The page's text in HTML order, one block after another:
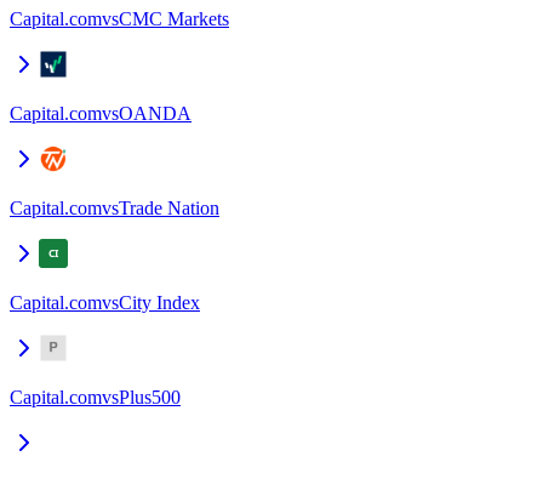
Capital.comvsCMC Markets
Capital.comvsOANDA
Capital.comvsTrade Nation
Capital.comvsCity Index
Capital.comvsPlus500